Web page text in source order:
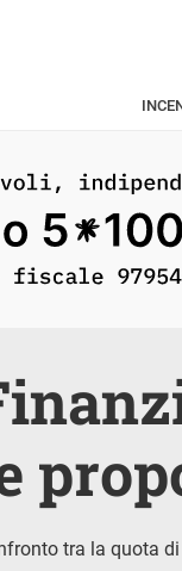
tra la quota